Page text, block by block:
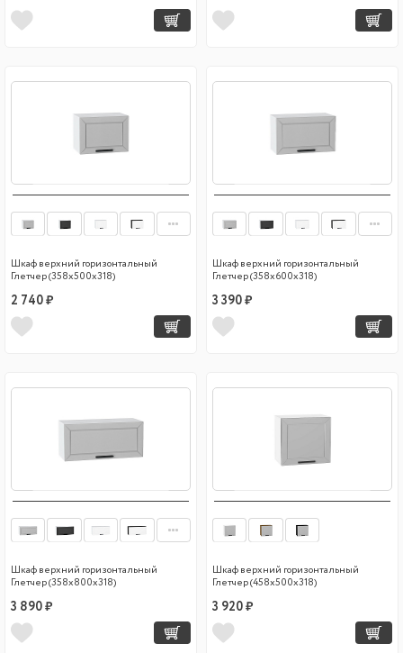
Шкаф верхний горизонтальный
Глетчер (358х500х318)
2 740 ₽
Шкаф верхний горизонтальный
Глетчер (358х600х318)
3 390 ₽
Шкаф верхний горизонтальный
Глетчер (358х800х318)
3 890 ₽
Шкаф верхний горизонтальный
Глетчер (458х500х318)
3 920 ₽